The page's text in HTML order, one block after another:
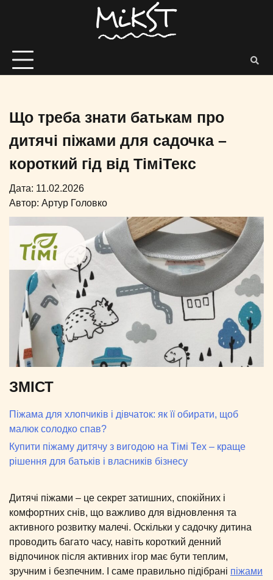
Що треба знати батькам про
дитячі піжами для садочка –
короткий гід від ТіміТекс
Дата: 11.02.2026
Автор: Артур Головко
ЗМІСТ
Піжама для хлопчиків і дівчаток: як її обирати, щоб
малюк солодко спав?
Купити піжаму дитячу з вигодою на Тімі Тех – краще
рішення для батьків і власників бізнесу
Дитячі піжами – це секрет затишних, спокійних і
комфортних снів, що важливо для відновлення та
активного розвитку малечі. Оскільки у садочку дитина
проводить багато часу, навіть короткий денний
відпочинок після активних ігор має бути теплим,
зручним і безпечним. І саме правильно підібрані піжами